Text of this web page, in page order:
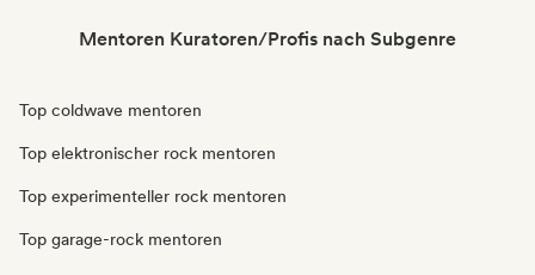
Mentoren Kuratoren/Profis nach Subgenre
Top coldwave mentoren
Top elektronischer rock mentoren
Top experimenteller rock mentoren
Top garage-rock mentoren